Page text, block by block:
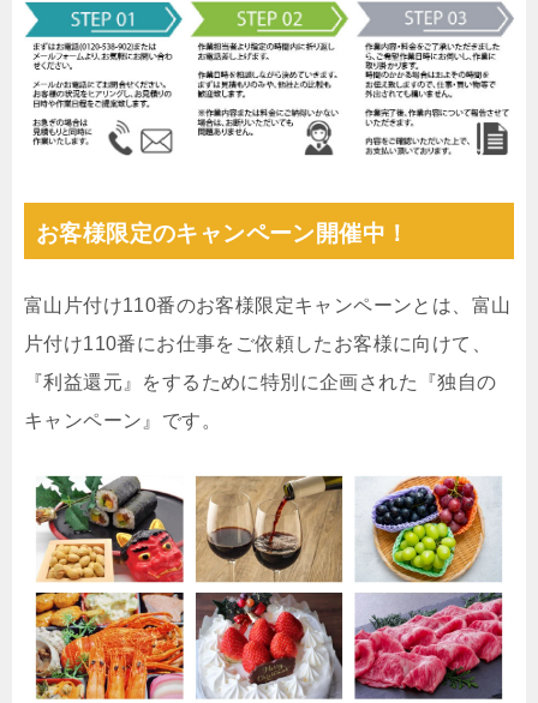
お客様限定のキャンペーン開催中！
富山片付け110番のお客様限定キャンペーンとは、富山
片付け110番にお仕事をご依頼したお客様に向けて、
『利益還元』をするために特別に企画された『独自の
キャンペーン』です。